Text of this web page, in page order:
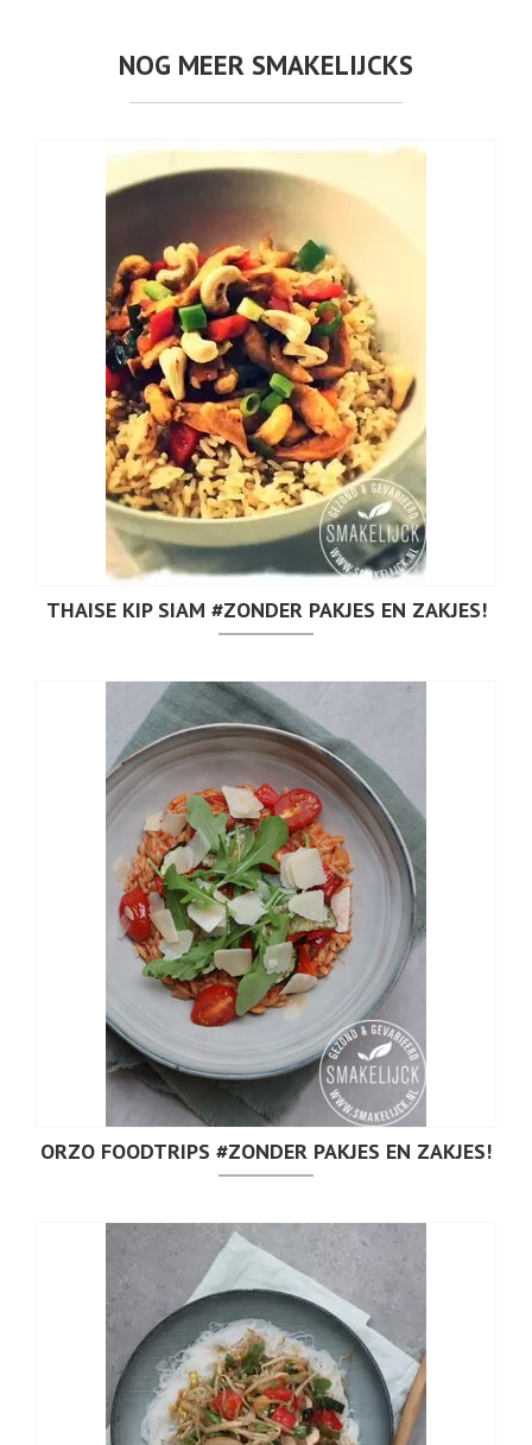
NOG MEER SMAKELIJCKS
THAISE KIP SIAM #ZONDER PAKJES EN ZAKJES!
ORZO FOODTRIPS #ZONDER PAKJES EN ZAKJES!